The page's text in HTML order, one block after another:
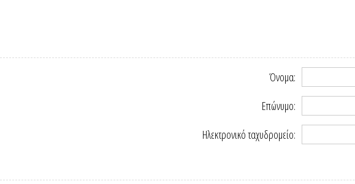
Όνομα:
Επώνυμο:
Ηλεκτρονικό ταχυδρομείο: